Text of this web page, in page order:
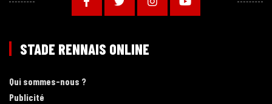
STADE RENNAIS ONLINE
Qui sommes-nous ?
Publicité